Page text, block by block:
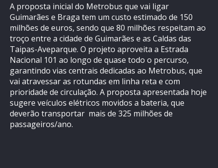
A proposta inicial do Metrobus que vai ligar
Guimarães e Braga tem um custo estimado de 150
milhões de euros, sendo que 80 milhões respeitam ao
troço entre a cidade de Guimarães e as Caldas das
Taipas-Aveparque. O projeto aproveita a Estrada
Nacional 101 ao longo de quase todo o percurso,
garantindo vias centrais dedicadas ao Metrobus, que
vai atravessar as rotundas em linha reta e com
prioridade de circulação. A proposta apresentada hoje
sugere veículos elétricos movidos a bateria, que
deverão transportar mais de 325 milhões de
passageiros/ano.